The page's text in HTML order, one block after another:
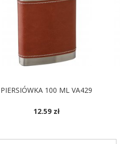
PIERSIÓWKA 100 ML VA429
12.59 zł